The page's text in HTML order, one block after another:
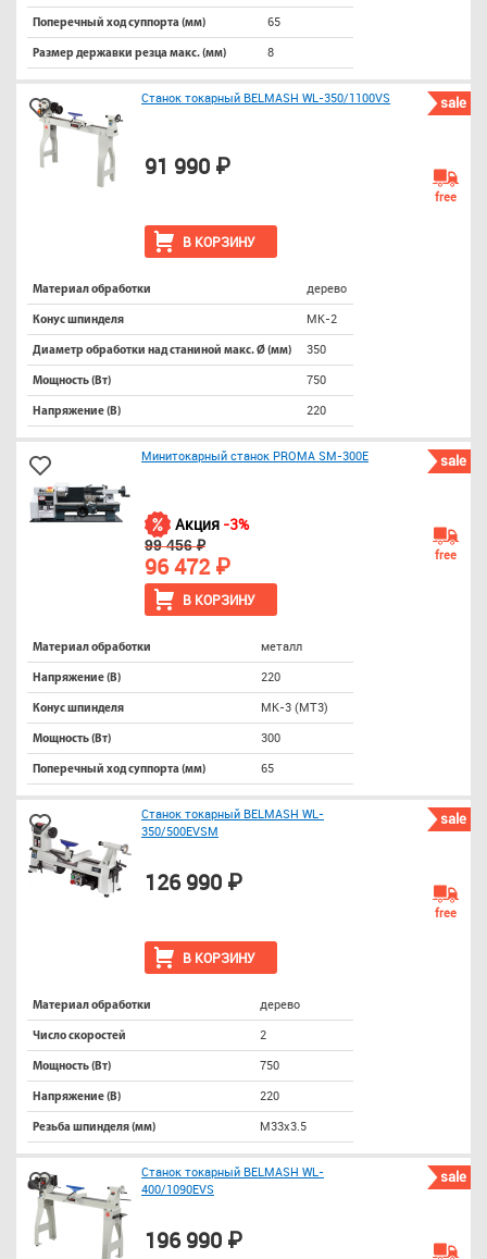
Поперечный ход суппорта (мм) 65
Размер державки резца макс. (мм) 8
sale
Станок токарный BELMASH WL-350/1100VS
В КОРЗИНУ
91 990 ₽
free
Материал обработки дерево
Конус шпинделя МК-2
Диаметр обработки над станиной макс. Ø (мм) 350
Мощность (Вт) 750
Напряжение (В) 220
sale
Минитокарный станок PROMA SM-300E
В КОРЗИНУ
Акция -3%
99 456 ₽
96 472 ₽ free
Материал обработки металл
Напряжение (В) 220
Конус шпинделя МК-3 (МТ3)
Мощность (Вт) 300
Поперечный ход суппорта (мм) 65
sale
Станок токарный BELMASH WL-
350/500EVSM
В КОРЗИНУ
126 990 ₽
free
Материал обработки дерево
Число скоростей 2
Мощность (Вт) 750
Напряжение (В) 220
Резьба шпинделя (мм) M33х3.5
sale
Станок токарный BELMASH WL-
400/1090EVS
196 990 ₽